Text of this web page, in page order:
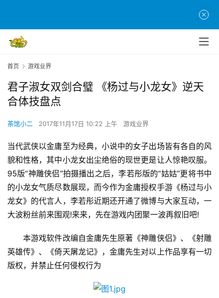
首页 游戏业界
君子淑女双剑合璧 《杨过与小龙女》逆天
合体技盘点
茶馆小二 2017年11月17日 10:22 上午 游戏业界
当代武侠以金庸至为经典，小说中的女子出场皆有各自的风
貌和性格，其中小龙女出尘绝俗的现世更是让人惊艳叹服。
95版“神雕侠侣”拍摄播出之后，李若彤版的“姑姑”更将书中
的小龙女气质尽数展现，而今作为金庸授权手游《杨过与小
龙女》的代言人，李若彤近期还开通了微博与大家互动，一
大波粉丝前来围观!来来，先在游戏内团聚一波再叙旧吧!
本游戏软件改编自金庸先生原著《神雕侠侣》、《射雕
英雄传》、《倚天屠龙记》，金庸先生对以上作品享有一切
版权，并禁止任何侵权行为